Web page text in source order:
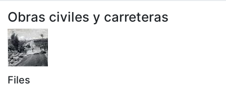
Obras civiles y carreteras
Files